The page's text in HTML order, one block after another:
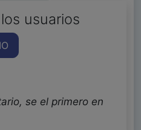
usuarios
se el primero en